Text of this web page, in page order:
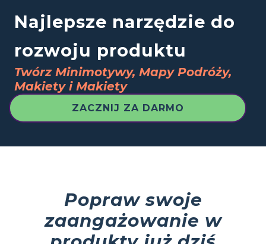
Najlepsze narzędzie do
rozwoju produktu
Twórz Minimotywy, Mapy Podróży,
Makiety i Makiety
ZACZNIJ ZA DARMO
Popraw swoje
zaangażowanie w